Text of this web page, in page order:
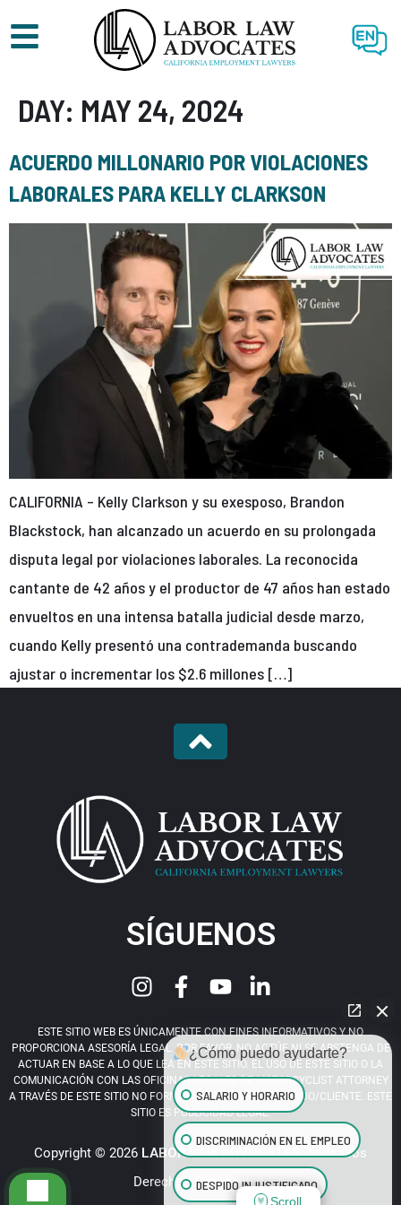
EN
DAY: MAY 24, 2024
ACUERDO MILLONARIO POR VIOLACIONES
LABORALES PARA KELLY CLARKSON
CALIFORNIA – Kelly Clarkson y su exesposo, Brandon
Blackstock, han alcanzado un acuerdo en su prolongada
disputa legal por violaciones laborales. La reconocida
cantante de 42 años y el productor de 47 años han estado
envueltos en una intensa batalla judicial desde marzo,
cuando Kelly presentó una contrademanda buscando
ajustar o incrementar los $2.6 millones […]
SÍGUENOS
ESTE SITIO WEB ES ÚNICAMENTE CON FINES INFORMATIVOS Y NO
PROPORCIONA ASESORÍA LEGAL. POR FAVOR, NO ACTÚE NI SE ABSTENGA DE
ACTUAR EN BASE A LO QUE LEA EN ESTE SITIO. EL USO DE ESTE SITIO O LA
COMUNICACIÓN CON LAS OFICINAS LEGALES DE MOTORCYCLIST ATTORNEY
A TRAVÉS DE ESTE SITIO NO FORMA UNA RELACIÓN ABOGADO/CLIENTE. ESTE
SITIO ES PUBLICIDAD LEGAL.
Copyright © 2026 LABOR LAW ADVOCATES. Todos los
Derechos Reservados.
¿Cómo puedo ayudarte?
SALARIO Y HORARIO
DISCRIMINACIÓN EN EL EMPLEO
DESPIDO INJUSTIFICADO
Scroll